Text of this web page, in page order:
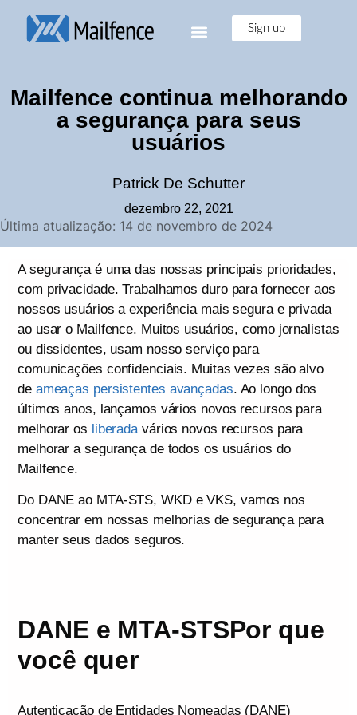
Sign up
Mailfence continua melhorando
a segurança para seus
usuários
Patrick De Schutter
dezembro 22, 2021
Última atualização: 14 de novembro de 2024
A segurança é uma das nossas principais prioridades,
com privacidade. Trabalhamos duro para fornecer aos
nossos usuários a experiência mais segura e privada
ao usar o Mailfence. Muitos usuários, como jornalistas
ou dissidentes, usam nosso serviço para
comunicações confidenciais. Muitas vezes são alvo
de ameaças persistentes avançadas. Ao longo dos
últimos anos, lançamos vários novos recursos para
melhorar os liberadavários novos recursos para
melhorar a segurança de todos os usuários do
Mailfence.
Do DANE ao MTA-STS, WKD e VKS, vamos nos
concentrar em nossas melhorias de segurança para
manter seus dados seguros.
DANE e MTA-STSPor que
você quer
Autenticação de Entidades Nomeadas (DANE)